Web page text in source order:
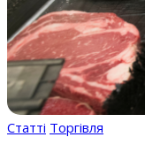
Статті Торгівля